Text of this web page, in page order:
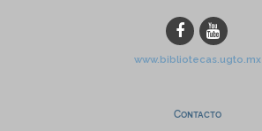
www.bibliotecas.ugto.mx
Contacto